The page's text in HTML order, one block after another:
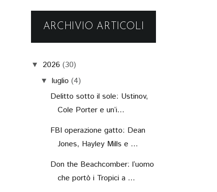
ARCHIVIO ARTICOLI
▼ 2026 (30)
▼ luglio (4)
Delitto sotto il sole: Ustinov,
Cole Porter e un’i...
FBI operazione gatto: Dean
Jones, Hayley Mills e ...
Don the Beachcomber: l’uomo
che portò i Tropici a ...